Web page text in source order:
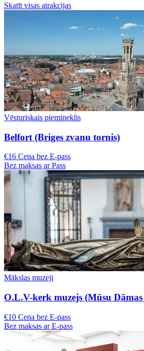
Skatīt visas atrakcijas
Vēsturiskais piemineklis
Belfort (Briges zvanu tornis)
€16 Cena bez E-pass
Bez maksas ar Pass
Mākslas muzeji
O.L.V-kerk muzejs (Mūsu Dāmas
€10 Cena bez E-pass
Bez maksas ar E-pass